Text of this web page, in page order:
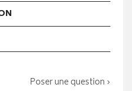
Poser une question ›